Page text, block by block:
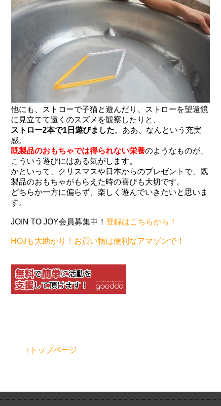
他にも、ストローで子猫と遊んだり、ストローを望遠鏡
に見立てて遠くのスズメを観察したりと、
ストロー2本で1日遊びました。ああ、なんという充実
感。
既製品のおもちゃでは得られない栄養のようなものが、
こういう遊びにはある気がします。
かといって、クリスマスや日本からのプレゼントで、既
製品のおもちゃがもらえた時の喜びも大切です。
どちらか一方に偏らず、楽しく遊んでいきたいと思いま
す。
JOIN TO JOY会員募集中！登録はこちらから！
HOJも大助かり！お買い物は便利なアマゾンで！
↑トップページ